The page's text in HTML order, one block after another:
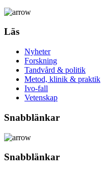
Läs
Nyheter
Forskning
Tandvård & politik
Metod, klinik & praktik
Ivo-fall
Vetenskap
Snabblänkar
Snabblänkar